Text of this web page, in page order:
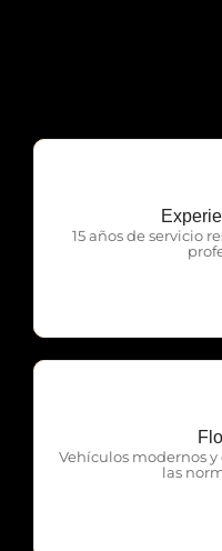
15 años de servicio
Vehículos modernos
las